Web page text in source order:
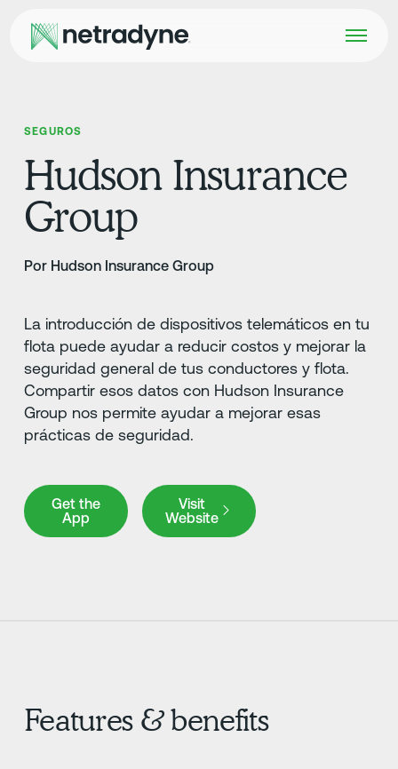
SEGUROS
Hudson Insurance
Group
Por Hudson Insurance Group
La introducción de dispositivos telemáticos en tu
flota puede ayudar a reducir costos y mejorar la
seguridad general de tus conductores y flota.
Compartir esos datos con Hudson Insurance
Group nos permite ayudar a mejorar esas
prácticas de seguridad.
Get the
App
Get the App
Visit
Website
Visit Website
Features & benefits